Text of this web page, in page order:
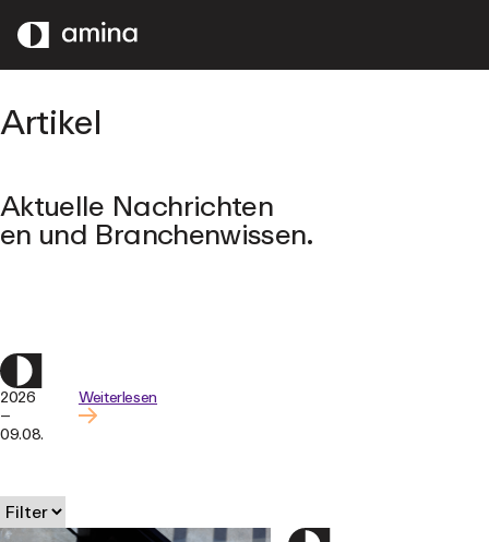
HAUPTINHALT
SPRINGEN
Artikel
Aktuelle Nachrichten
en und Branchenwissen.
2026
–
09.08.
Weiterlesen